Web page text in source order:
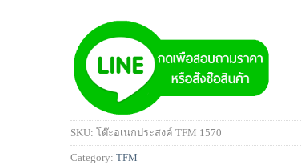
SKU: โต๊ะอเนกประสงค์ TFM 1570
Category: TFM